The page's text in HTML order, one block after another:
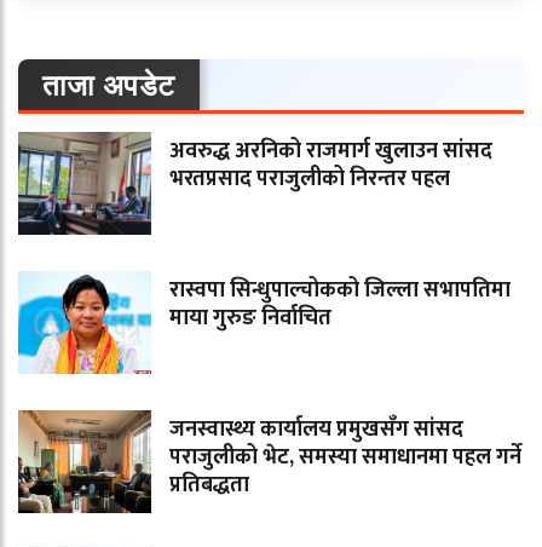
ताजा अपडेट
अवरुद्ध अरनिको राजमार्ग खुलाउन सांसद
भरतप्रसाद पराजुलीको निरन्तर पहल
रास्वपा सिन्धुपाल्चोकको जिल्ला सभापतिमा
माया गुरुङ निर्वाचित
जनस्वास्थ्य कार्यालय प्रमुखसँग सांसद
पराजुलीको भेट, समस्या समाधानमा पहल गर्ने
प्रतिबद्धता